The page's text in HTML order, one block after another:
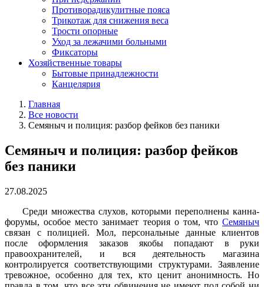
Противорадикулитные пояса
Трикотаж для снижения веса
Трости опорные
Уход за лежачими больными
Фиксаторы
Хозяйственные товары
Бытовые принадлежности
Канцелярия
Главная
Все новости
Семяныч и полиция: разбор фейков без паники
Семяныч и полиция: разбор фейков
без паники
27.08.2025
Среди множества слухов, которыми переполнены канна-
форумы, особое место занимает теория о том, что Семяныч
связан с полицией. Мол, персональные данные клиентов
после оформления заказов якобы попадают в руки
правоохранителей, и вся деятельность магазина
контролируется соответствующими структурами. Заявление
тревожное, особенно для тех, кто ценит анонимность. Но